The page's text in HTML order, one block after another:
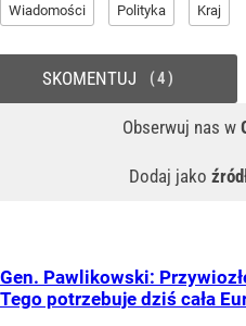
Wiadomości Polityka Kraj
Obserwuj nas w
Dodaj jako
SKOMENTUJ 4
Gen. Pawlikowski:
Tego potrzebuje dziś cała